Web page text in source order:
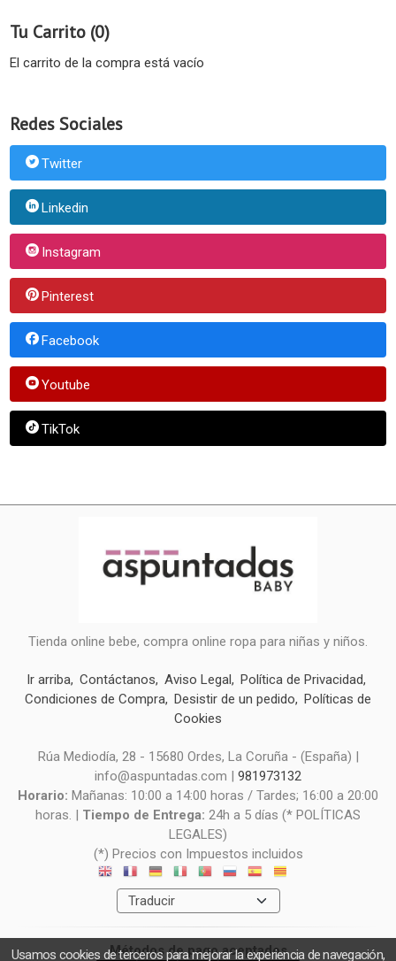
Tu Carrito (0)
El carrito de la compra está vacío
Redes Sociales
Twitter
Linkedin
Instagram
Pinterest
Facebook
Youtube
TikTok
Tienda online bebe, compra online ropa para niñas y niños.
Ir arriba Contáctanos Aviso Legal
Política de Privacidad
Condiciones de Compra Desistir de un pedido
Políticas de
Cookies
Rúa Mediodía, 28 - 15680 Ordes, La Coruña - (España) |
info@aspuntadas.com | 981973132
Horario: Mañanas: 10:00 a 14:00 horas / Tardes; 16:00 a 20:00
horas. | Tiempo de Entrega: 24h a 5 días (* POLÍTICAS
LEGALES)
(*) Precios con Impuestos incluidos
Métodos de pago aceptados
Usamos cookies de terceros para mejorar la experiencia de navegación,